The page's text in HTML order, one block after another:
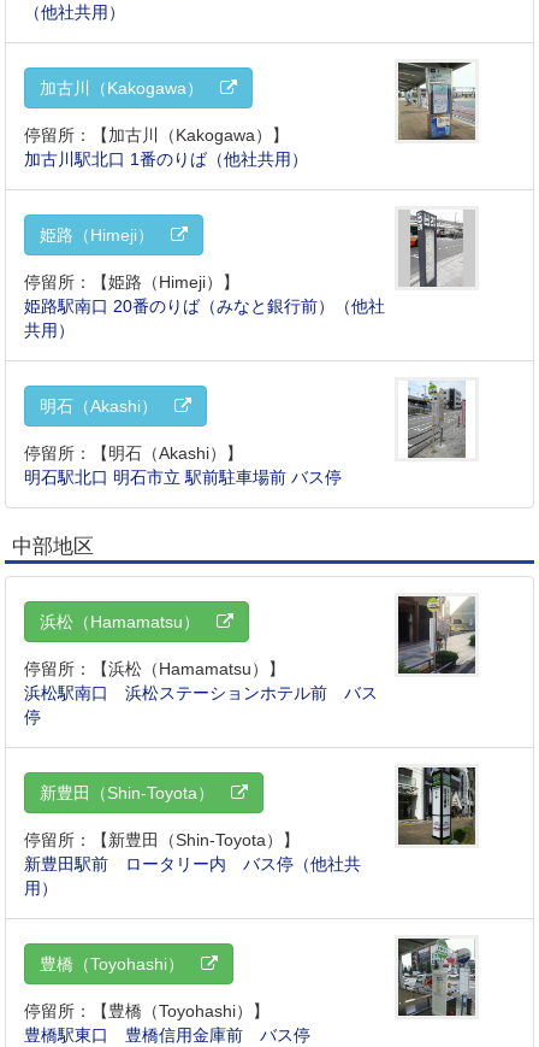
（他社共用）
加古川（Kakogawa）
停留所：【加古川（Kakogawa）】
加古川駅北口 1番のりば（他社共用）
姫路（Himeji）
停留所：【姫路（Himeji）】
姫路駅南口 20番のりば（みなと銀行前）（他社
共用）
明石（Akashi）
停留所：【明石（Akashi）】
明石駅北口 明石市立 駅前駐車場前 バス停
中部地区
浜松（Hamamatsu）
停留所：【浜松（Hamamatsu）】
浜松駅南口 浜松ステーションホテル前 バス
停
新豊田（Shin-Toyota）
停留所：【新豊田（Shin-Toyota）】
新豊田駅前 ロータリー内 バス停（他社共
用）
豊橋（Toyohashi）
停留所：【豊橋（Toyohashi）】
豊橋駅東口 豊橋信用金庫前 バス停